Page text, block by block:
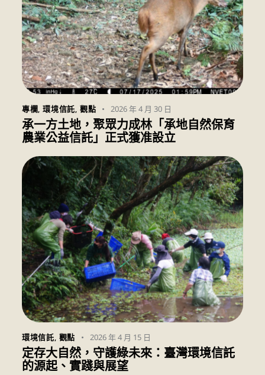
專欄,環境信託, 觀點 2026 年 4 月 30 日
承一方土地，聚眾力成林「承地自然保育
農業公益信託」正式獲准設立
環境信託 觀點 2026 年 4 月 15 日
定存大自然，守護綠未來：臺灣環境信託
的源起、實踐與展望